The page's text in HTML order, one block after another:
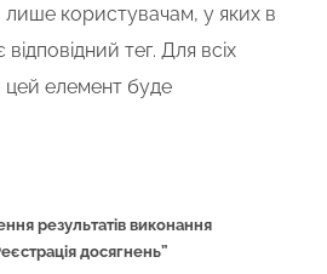
лише користувачам, у яких в
тег. Для всіх
цей елемент буде
результатів виконання
досягнень”